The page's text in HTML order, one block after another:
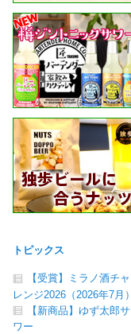
トピックス
【受賞】ミラノ酒チャ
レンジ2026（2026年7月）
【新商品】ゆず太郎サ
ワー